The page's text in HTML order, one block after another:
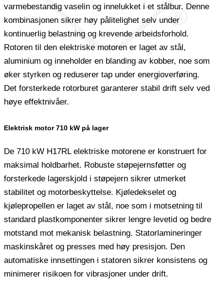
varmebestandig vaselin og innelukket i et stålbur. Denne
kombinasjonen sikrer høy pålitelighet selv under
kontinuerlig belastning og krevende arbeidsforhold.
Rotoren til den elektriske motoren er laget av stål,
aluminium og inneholder en blanding av kobber, noe som
øker styrken og reduserer tap under energioverføring.
Det forsterkede rotorburet garanterer stabil drift selv ved
høye effektnivåer.
Elektrisk motor 710 kW på lager
De 710 kW H17RL elektriske motorene er konstruert for
maksimal holdbarhet. Robuste støpejernsføtter og
forsterkede lagerskjold i støpejern sikrer utmerket
stabilitet og motorbeskyttelse. Kjøledekselet og
kjølepropellen er laget av stål, noe som i motsetning til
standard plastkomponenter sikrer lengre levetid og bedre
motstand mot mekanisk belastning. Statorlamineringer
maskinskåret og presses med høy presisjon. Den
automatiske innsettingen i statoren sikrer konsistens og
minimerer risikoen for vibrasjoner under drift.